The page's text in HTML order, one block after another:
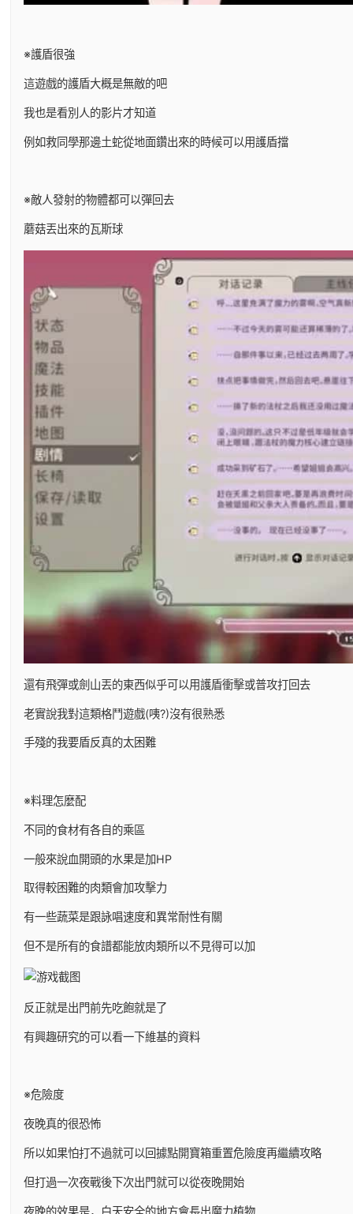
※護盾很強
這遊戲的護盾大概是無敵的吧
我也是看別人的影片才知道
例如救同學那邊土蛇從地面鑽出來的時候可以用護盾擋
※敵人發射的物體都可以彈回去
蘑菇丟出來的瓦斯球
還有飛彈或劍山丟的東西似乎可以用護盾衝擊或普攻打回去
老實說我對這類格鬥遊戲(咦?)沒有很熟悉
手殘的我要盾反真的太困難
※料理怎麼配
不同的食材有各自的乘區
一般來說血開頭的水果是加HP
取得較困難的肉類會加攻擊力
有一些蔬菜是跟詠唱速度和異常耐性有關
但不是所有的食譜都能放肉類所以不見得可以加
反正就是出門前先吃飽就是了
有興趣研究的可以看一下維基的資料
※危險度
夜晚真的很恐怖
所以如果怕打不過就可以回據點開寶箱重置危險度再繼續攻略
但打過一次夜戰後下次出門就可以從夜晚開始
夜晚的效果是，白天安全的地方會長出魔力植物